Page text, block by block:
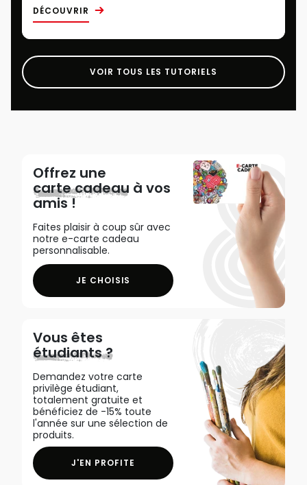
DÉCOUVRIR
VOIR TOUS LES TUTORIELS
Offrez une
carte cadeau à vos
amis !
Faites plaisir à coup sûr avec
notre e-carte cadeau
personnalisable.
JE CHOISIS
Vous êtes
étudiants ?
Demandez votre carte
privilège étudiant,
totalement gratuite et
bénéficiez de -15% toute
l'année sur une sélection de
produits.
J'EN PROFITE